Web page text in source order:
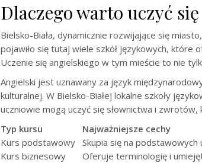
Dlaczego warto uczyć
Bielsko-Biała, dynamicznie rozwijające się
pojawiło się tutaj wiele szkół językowych,
Uczenie się angielskiego w tym mieście to nie
Angielski jest uznawany za język
kulturalnej. W Bielsko-Białej lokalne szkoły
uczniowie mogą uczyć się słownictwa i
Typ kursu
Najważniejsze cechy
Kurs podstawowy Skupia się na podstawowych
Kurs biznesowy
Oferuje terminologię i